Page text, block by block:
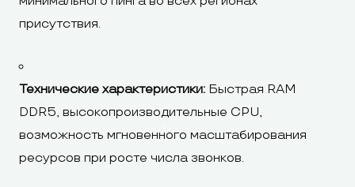
присутствия.
Технические характеристики: Быстрая RAM
DDR5, высокопроизводительные CPU,
возможность мгновенного масштабирования
ресурсов при росте числа звонков.